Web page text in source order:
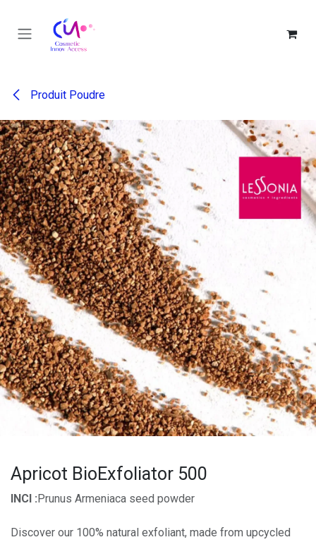
Produit Poudre
Apricot BioExfoliator 500
INCI :Prunus Armeniaca seed powder
Discover our 100% natural exfoliant, made from upcycled